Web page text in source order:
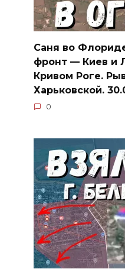
Саня во
фронт — Киев и
Кривом Роге.
Харьковской.
0